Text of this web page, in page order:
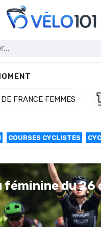
FRANCE FEMMES
COURSES CYCLISTES
féminine du